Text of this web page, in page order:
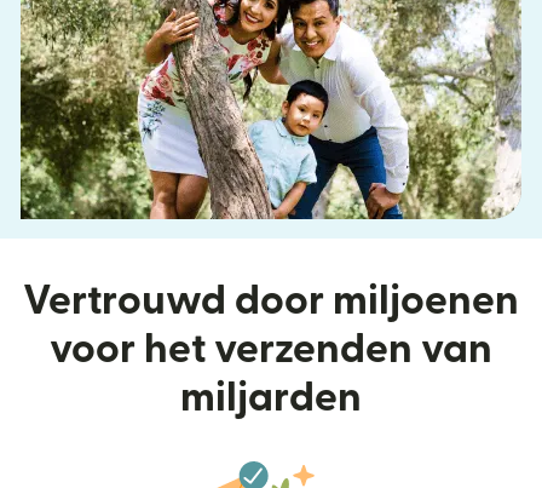
Vertrouwd door miljoenen
voor het verzenden van
miljarden